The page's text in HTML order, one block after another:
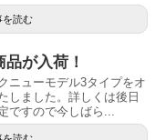
を読む
が入荷！
ニューモデル3タイプをオ
しました。詳しくは後日
ですので今しばら...
を読む